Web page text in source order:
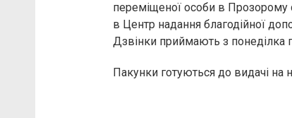
переміщеної особи в Прозорому
в Центр надання благодійної
Дзвінки приймають з понеділка
Пакунки готуються до видачі на